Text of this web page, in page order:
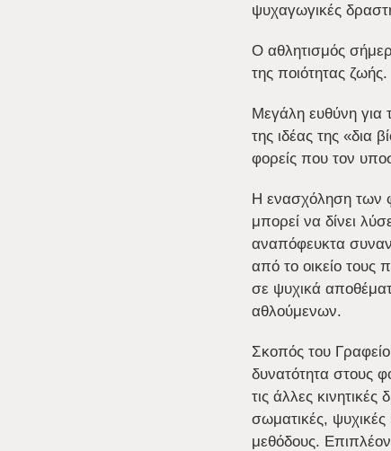
ψυχαγωγικές
Ο αθλητισμός
της ποιότητας ζωής.
Μεγάλη ευθύνη για
της ιδέας της «δια
φορείς που τον
Η ενασχόληση των
μπορεί να δίνει
αναπόφευκτα
από το οικείο τους
σε ψυχικά
αθλούμενων.
Σκοπός του
δυνατότητα στους
τις άλλες
σωματικές, ψυχικές
μεθόδους.